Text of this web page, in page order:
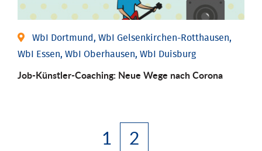
WbI Dortmund, WbI Gelsenkirchen-Rotthausen,
WbI Essen, WbI Oberhausen, WbI Duisburg
Job-Künstler-Coaching: Neue Wege nach Corona
1 2